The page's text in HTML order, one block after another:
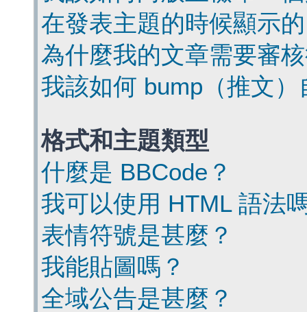
在發表主題的時候顯示
為什麼我的文章需要審
我該如何 bump（推文
格式和主題類型
什麼是 BBCode？
我可以使用 HTML 語法
表情符號是甚麼？
我能貼圖嗎？
全域公告是甚麼？